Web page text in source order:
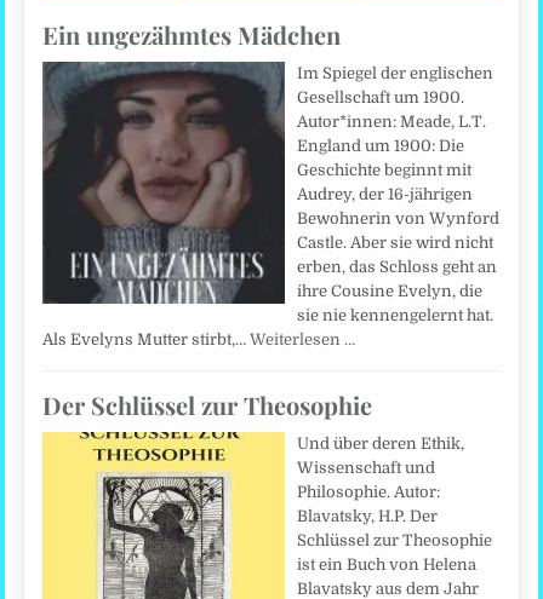
Ein ungezähmtes Mädchen
Im Spiegel der englischen
Gesellschaft um 1900.
Autor*innen: Meade, L.T.
England um 1900: Die
Geschichte beginnt mit
Audrey, der 16-jährigen
Bewohnerin von Wynford
Castle. Aber sie wird nicht
erben, das Schloss geht an
ihre Cousine Evelyn, die
sie nie kennengelernt hat.
Als Evelyns Mutter stirbt,…Weiterlesen …
Der Schlüssel zur Theosophie
Und über deren Ethik,
Wissenschaft und
Philosophie. Autor:
Blavatsky, H.P. Der
Schlüssel zur Theosophie
ist ein Buch von Helena
Blavatsky aus dem Jahr